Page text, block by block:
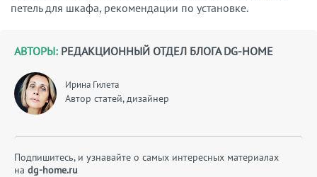
петель для шкафа, рекомендации по установке.
АВТОРЫ: РЕДАКЦИОННЫЙ ОТДЕЛ БЛОГА DG-HOME
Ирина Гилета
Автор статей, дизайнер
Подпишитесь, и узнавайте о самых интересных материалах
на dg-home.ru